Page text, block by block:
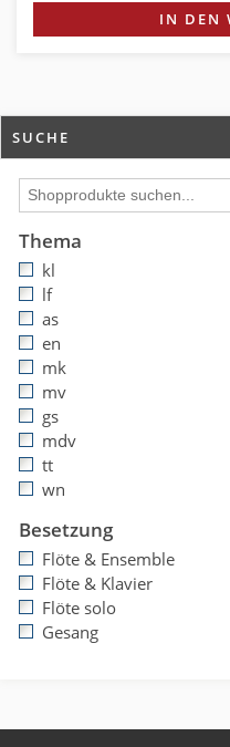
IN DEN
SUCHE
Thema
kl
lf
as
en
mk
mv
gs
mdv
tt
wn
Besetzung
Flöte & Ensemble
Flöte & Klavier
Flöte solo
Gesang